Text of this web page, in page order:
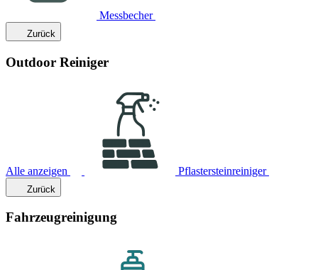
Messbecher
Zurück
Outdoor Reiniger
Alle anzeigen Pflastersteinreiniger
Zurück
Fahrzeugreinigung